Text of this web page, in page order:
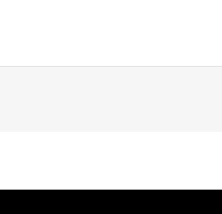
No es compatible